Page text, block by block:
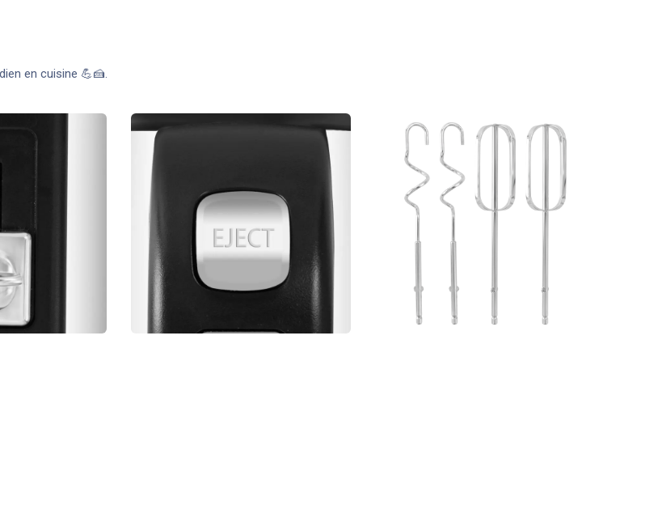
en cuisine 💪🍰.